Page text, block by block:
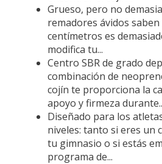
Grueso, pero no
remadores ávidos saben
centímetros es
modifica tu...
Centro SBR de grado
combinación de
cojín te proporciona la
apoyo y firmeza
Diseñado para los
niveles: tanto si eres un
tu gimnasio o si estás
programa de...